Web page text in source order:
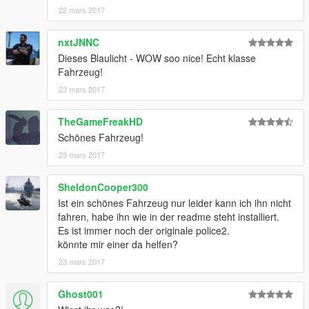
22 mars 2017
nxtJNNC
Dieses Blaulicht - WOW soo nice! Echt klasse
Fahrzeug!
23 mars 2017
TheGameFreakHD
Schönes Fahrzeug!
23 mars 2017
SheldonCooper300
Ist ein schönes Fahrzeug nur leider kann ich ihn nicht
fahren, habe ihn wie in der readme steht installiert.
Es ist immer noch der originale police2.
könnte mir einer da helfen?
23 mars 2017
Ghost001